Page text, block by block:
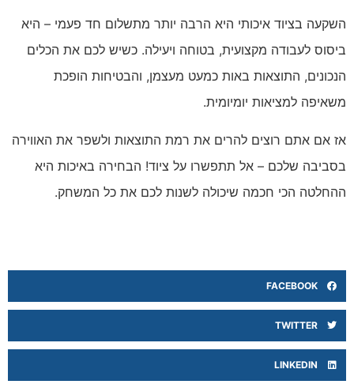
השקעה בציוד איכותי היא הרבה יותר מתשלום חד פעמי – היא
ביסוס לעבודה מקצועית, בטוחה ויעילה. כשיש לכם את הכלים
הנכונים, התוצאות באות כמעט מעצמן, והבטיחות הופכת
משאיפה למציאות יומיומית.
אז אם אתם רוצים להרים את רמת התוצאות ולשפר את האווירה
בסביבה שלכם – אל תתפשרו על ציוד! הבחירה באיכות היא
ההחלטה הכי חכמה שיכולה לשנות לכם את כל המשחק.
FACEBOOK
TWITTER
LINKEDIN